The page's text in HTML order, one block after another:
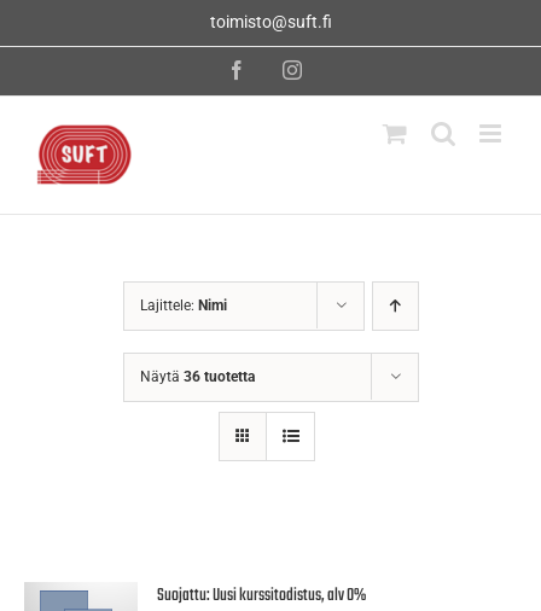
toimisto@suft.fi
FacebookInstagram
Lajittele: Nimi
Näytä 36 tuotetta
Suojattu: Uusi kurssitodistus, alv 0%